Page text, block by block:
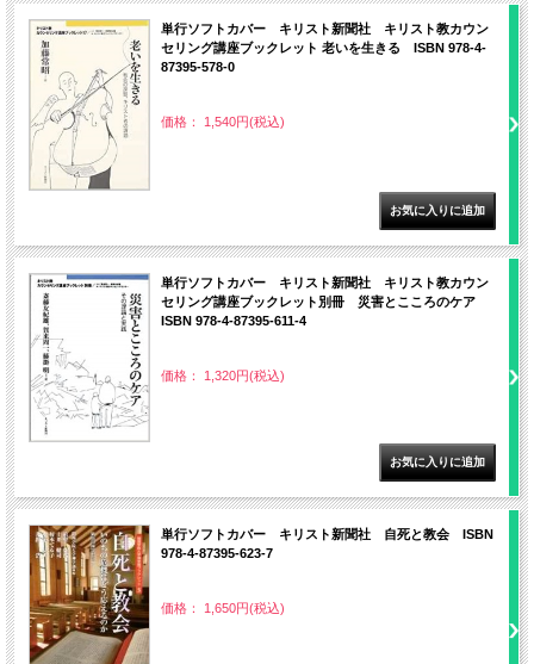
単行ソフトカバー キリスト新聞社 キリスト教カウン
セリング講座ブックレット 老いを生きる ISBN 978-4-
87395-578-0
価格： 1,540円(税込)
単行ソフトカバー キリスト新聞社 キリスト教カウン
セリング講座ブックレット別冊 災害とこころのケア
ISBN 978-4-87395-611-4
価格： 1,320円(税込)
単行ソフトカバー キリスト新聞社 自死と教会 ISBN
978-4-87395-623-7
価格： 1,650円(税込)